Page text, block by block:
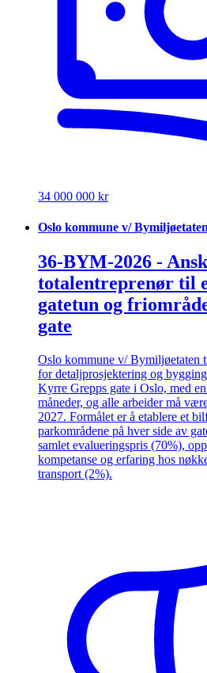
34 000 000 kr
Oslo kommune v/ Bymiljøetaten
36-BYM-2026 -
totalentreprenør til
gatetun og
gate
Oslo kommune v/ Bymiljøetaten
for detaljprosjektering og
Kyrre Grepps gate i Oslo, med
måneder, og alle arbeider må
2027. Formålet er å etablere et
parkområdene på hver side av
samlet evalueringspris (70%),
kompetanse og erfaring hos
transport (2%).